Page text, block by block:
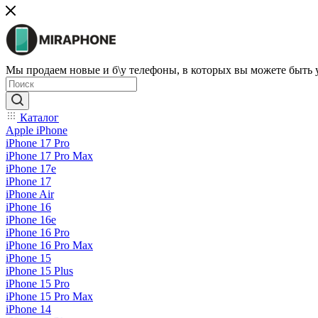
Мы продаем новые и б\у телефоны, в которых вы можете быть
Каталог
Apple iPhone
iPhone 17 Pro
iPhone 17 Pro Max
iPhone 17e
iPhone 17
iPhone Air
iPhone 16
iPhone 16e
iPhone 16 Pro
iPhone 16 Pro Max
iPhone 15
iPhone 15 Plus
iPhone 15 Pro
iPhone 15 Pro Max
iPhone 14